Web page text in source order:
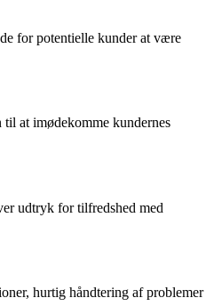
for potentielle kunder at være
at imødekomme kundernes
udtryk for tilfredshed med
hurtig håndtering af problemer